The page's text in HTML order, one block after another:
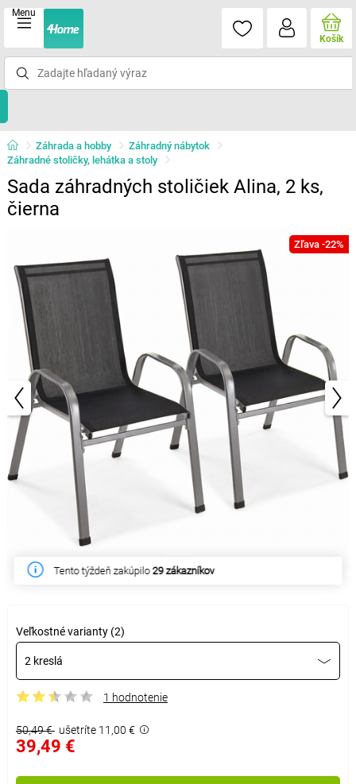
Menu
Košík
Záhrada a hobby
Záhradný nábytok
Záhradné stoličky, lehátka a stoly
Sada záhradných stoličiek Alina, 2 ks,
čierna
Zľava -22%
Tento týždeň zakúpilo29 zákazníkov
Veľkostné varianty (2)
2 kreslá
1 hodnotenie
50,49 € ušetríte 11,00 €
39,49 €